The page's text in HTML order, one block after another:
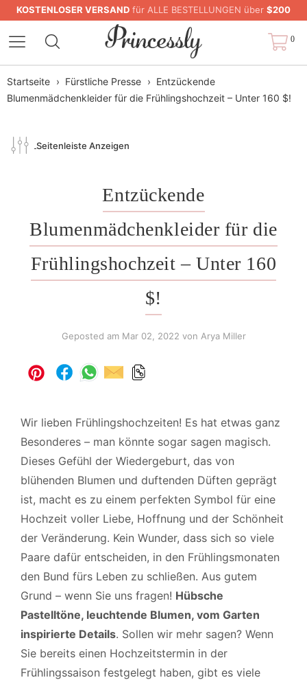
KOSTENLOSER VERSAND für ALLE BESTELLUNGEN über $200
0
Startseite › Fürstliche Presse › Entzückende
Blumenmädchenkleider für die Frühlingshochzeit – Unter 160 $!
Seitenleiste Anzeigen
Entzückende
Blumenmädchenkleider für die
Frühlingshochzeit – Unter 160
$!
Geposted am Mar 02, 2022 von Arya Miller
Wir lieben Frühlingshochzeiten! Es hat etwas ganz
Besonderes – man könnte sogar sagen magisch.
Dieses Gefühl der Wiedergeburt, das von
blühenden Blumen und duftenden Düften geprägt
ist, macht es zu einem perfekten Symbol für eine
Hochzeit voller Liebe, Hoffnung und der Schönheit
der Veränderung. Kein Wunder, dass sich so viele
Paare dafür entscheiden, in den Frühlingsmonaten
den Bund fürs Leben zu schließen. Aus gutem
Grund – wenn Sie uns fragen! Hübsche
Pastelltöne, leuchtende Blumen, vom Garten
inspirierte Details. Sollen wir mehr sagen? Wenn
Sie bereits einen Hochzeitstermin in der
Frühlingssaison festgelegt haben, gibt es viele